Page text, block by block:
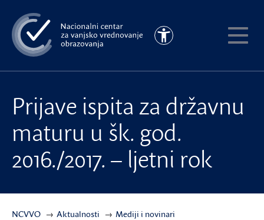
na
glavni
sadržaj
Pristupačnost
Prijave ispita za državnu
maturu u šk. god.
2016./2017. – ljetni rok
NCVVO Aktualnosti
Mediji i novinari